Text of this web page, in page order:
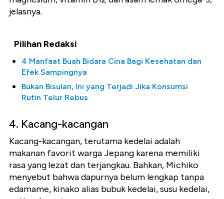
jelasnya.
Pilihan Redaksi
4 Manfaat Buah Bidara Cina Bagi Kesehatan dan
Efek Sampingnya
Bukan Bisulan, Ini yang Terjadi Jika Konsumsi
Rutin Telur Rebus
4. Kacang-kacangan
Kacang-kacangan, terutama kedelai adalah
makanan favorit warga Jepang karena memiliki
rasa yang lezat dan terjangkau. Bahkan, Michiko
menyebut bahwa dapurnya belum lengkap tanpa
edamame, kinako alias bubuk kedelai, susu kedelai,